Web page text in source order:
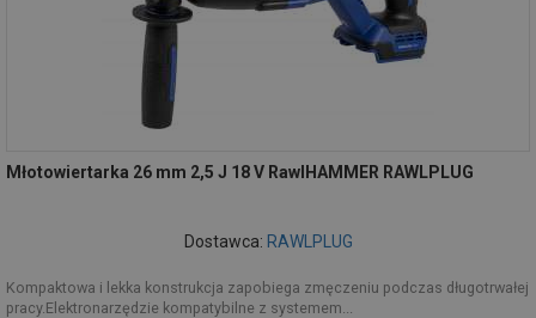
Młotowiertarka 26 mm 2,5 J 18 V RawlHAMMER RAWLPLUG
Dostawca: RAWLPLUG
Kompaktowa i lekka konstrukcja zapobiega zmęczeniu podczas długotrwałej
pracy.Elektronarzędzie kompatybilne z systemem...